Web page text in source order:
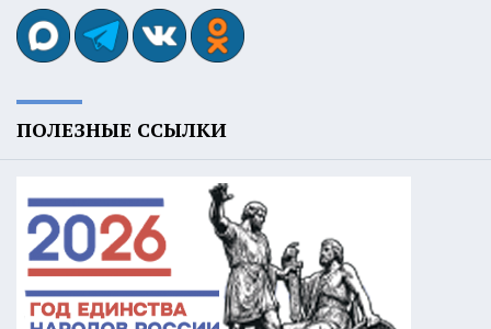
ПОЛЕЗНЫЕ ССЫЛКИ